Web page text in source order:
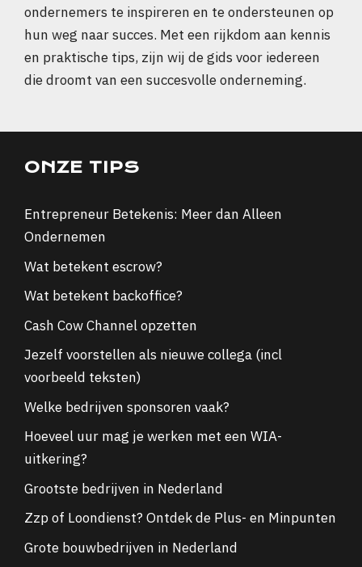
ondernemers te inspireren en te ondersteunen op
hun weg naar succes. Met een rijkdom aan kennis
en praktische tips, zijn wij de gids voor iedereen
die droomt van een succesvolle onderneming.
ONZE TIPS
Entrepreneur Betekenis: Meer dan Alleen
Ondernemen
Wat betekent escrow?
Wat betekent backoffice?
Cash Cow Channel opzetten
Jezelf voorstellen als nieuwe collega (incl
voorbeeld teksten)
Welke bedrijven sponsoren vaak?
Hoeveel uur mag je werken met een WIA-
uitkering?
Grootste bedrijven in Nederland
Zzp of Loondienst? Ontdek de Plus- en Minpunten
Grote bouwbedrijven in Nederland